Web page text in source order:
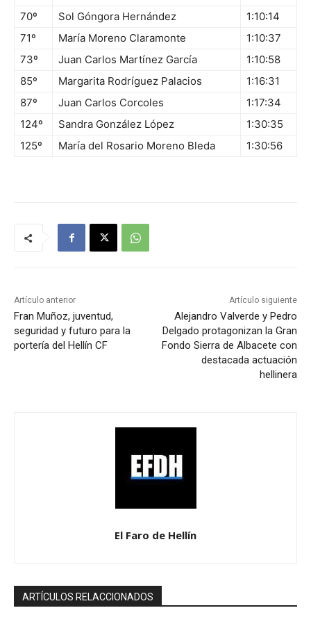
70º
Sol Góngora Hernández
1:10:14
71º
María Moreno Claramonte
1:10:37
73º
Juan Carlos Martínez García
1:10:58
85º
Margarita Rodríguez Palacios
1:16:31
87º
Juan Carlos Corcoles
1:17:34
124º
Sandra González López
1:30:35
125º
María del Rosario Moreno Bleda 1:30:56
Artículo anterior
Fran Muñoz, juventud,
seguridad y futuro para la
portería del Hellín CF
Artículo siguiente
Alejandro Valverde y Pedro
Delgado protagonizan la Gran
Fondo Sierra de Albacete con
destacada actuación
hellinera
El Faro de Hellín
ARTÍCULOS RELACCIONADOS